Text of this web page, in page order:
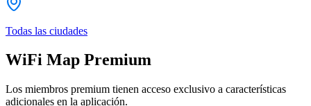
Todas las ciudades
WiFi Map Premium
Los miembros premium tienen acceso exclusivo a características
adicionales en la aplicación.